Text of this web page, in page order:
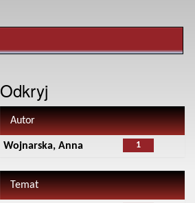
Odkryj
Autor
1
Wojnarska, Anna
Temat